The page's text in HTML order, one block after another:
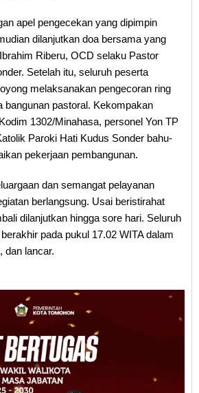
apel pengecekan yang dipimpin
dilanjutkan doa bersama yang
Riberu, OCD selaku Pastor
Setelah itu, seluruh peserta
melaksanakan pengecoran ring
bangunan pastoral. Kekompakan
1302/Minahasa, personel Yon TP
Paroki Hati Kudus Sonder bahu-
pekerjaan pembangunan.
dan semangat pelayanan
berlangsung. Usai beristirahat
dilanjutkan hingga sore hari. Seluruh
pada pukul 17.02 WITA dalam
dan lancar.